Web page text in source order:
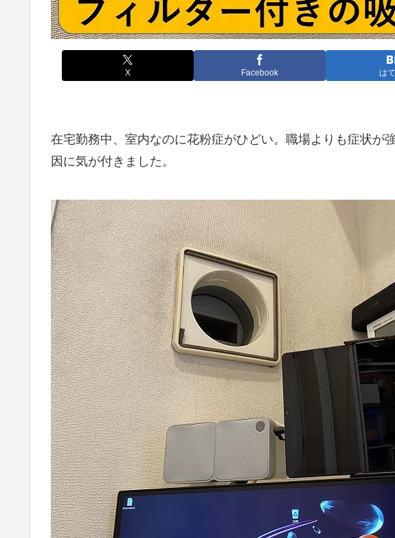
X Facebook は
在宅勤務中、室内なのに花粉症がひどい。職場よりも症状が
因に気が付きました。